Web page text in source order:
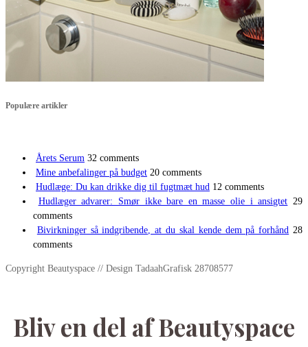
Populære artikler
Årets Serum 32 comments
Mine anbefalinger på budget 20 comments
Hudlæge: Du kan drikke dig til fugtmæt hud 12 comments
Hudlæger advarer: Smør ikke bare en masse olie i ansigtet 29
comments
Bivirkninger så indgribende, at du skal kende dem på forhånd 28
comments
Copyright Beautyspace // Design TadaahGrafisk 28708577
Bliv en del af Beautyspace